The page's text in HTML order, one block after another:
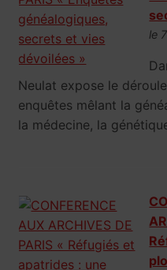
le
Neulat expose le
enquêtes mêlant la
la médecine, la